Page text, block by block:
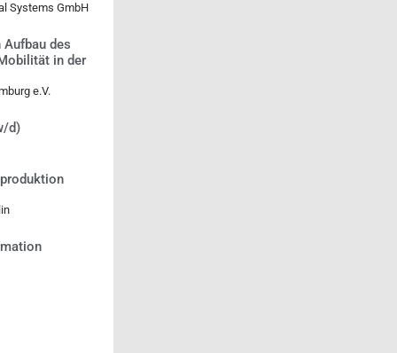
Systems GmbH
des
in der
e.V.
d)